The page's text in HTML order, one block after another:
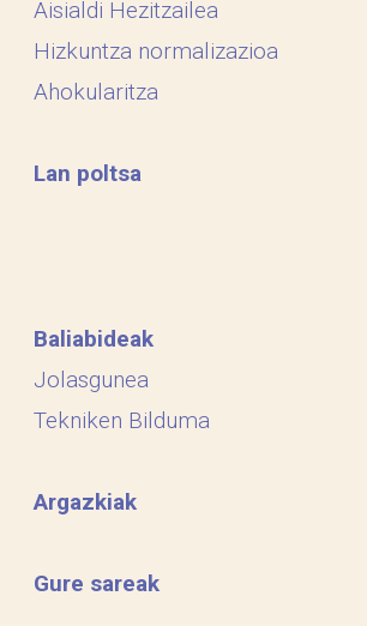
Aisialdi Hezitzailea
Hizkuntza normalizazioa
Ahokularitza
Lan poltsa
Baliabideak
Jolasgunea
Tekniken Bilduma
Argazkiak
Gure sareak